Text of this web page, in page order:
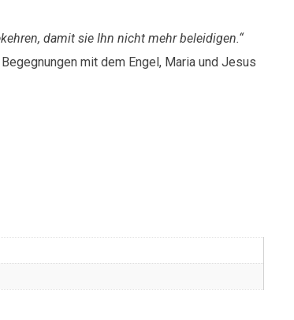
damit sie Ihn nicht mehr beleidigen.“
mit dem Engel, Maria und Jesus